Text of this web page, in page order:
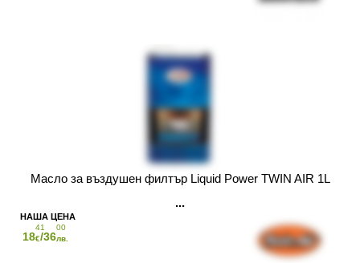
Масло за въздушен филтър Liquid Power TWIN AIR 1L
18
41
€/36
00
лв.